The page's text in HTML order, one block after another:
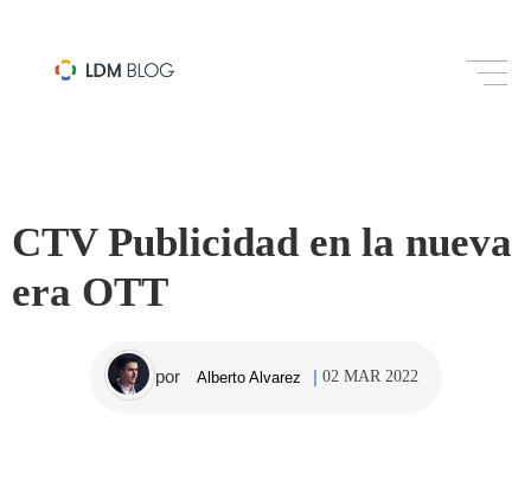
CTV Publicidad en la nueva
era OTT
por Alberto Alvarez 02 MAR 2022